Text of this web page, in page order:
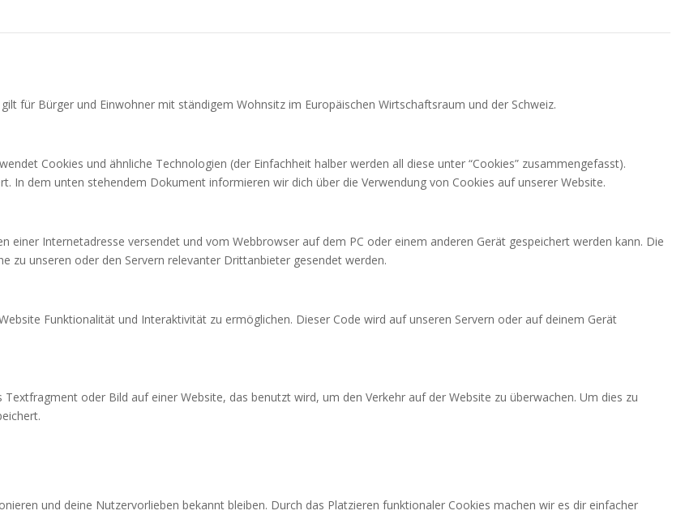
für Bürger und Einwohner mit ständigem Wohnsitz im Europäischen Wirtschaftsraum und der Schweiz.
Cookies und ähnliche Technologien (der Einfachheit halber werden all diese unter “Cookies” zusammengefasst).
In dem unten stehendem Dokument informieren wir dich über die Verwendung von Cookies auf unserer Website.
einer Internetadresse versendet und vom Webbrowser auf dem PC oder einem anderen Gerät gespeichert werden kann. Die
zu unseren oder den Servern relevanter Drittanbieter gesendet werden.
Funktionalität und Interaktivität zu ermöglichen. Dieser Code wird auf unseren Servern oder auf deinem Gerät
oder Bild auf einer Website, das benutzt wird, um den Verkehr auf der Website zu überwachen. Um dies zu
und deine Nutzervorlieben bekannt bleiben. Durch das Platzieren funktionaler Cookies machen wir es dir einfacher